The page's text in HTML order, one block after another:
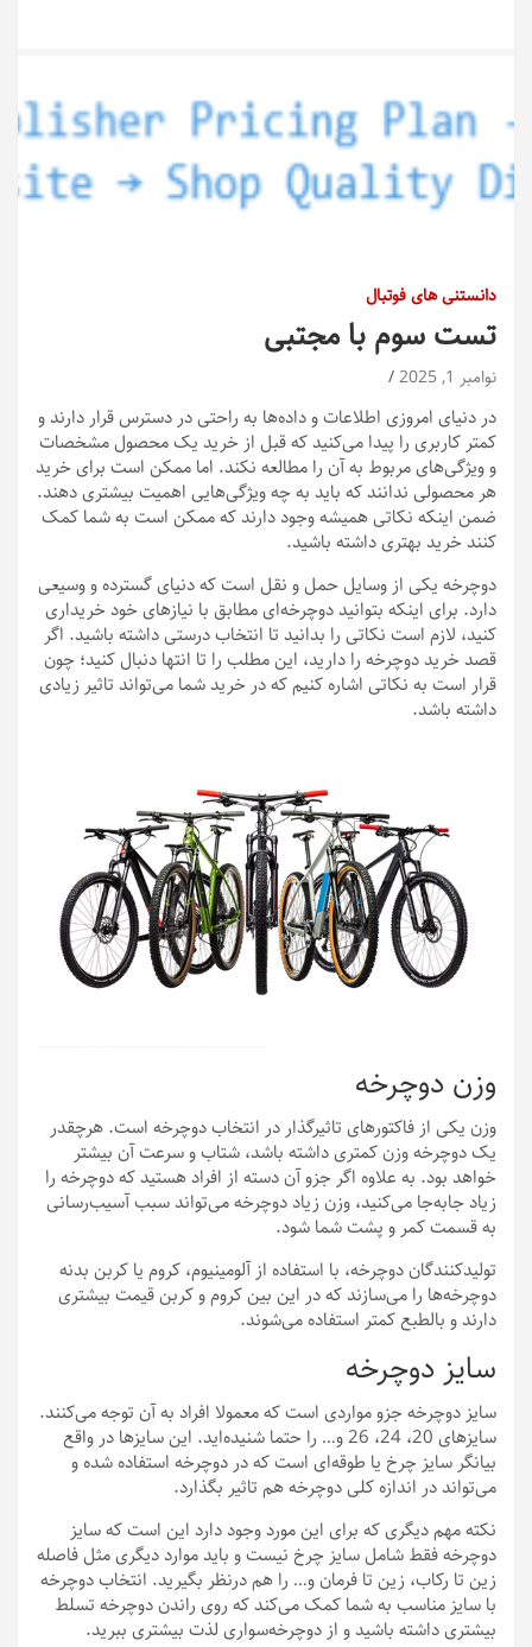
دانستنی های فوتبال
تست سوم با مجتبی
نوامبر 1, 2025
در دنیای امروزی اطلاعات و داده‌ها به راحتی در دسترس قرار دارند و
کمتر کاربری را پیدا می‌کنید که قبل از خرید یک محصول مشخصات
و ویژگی‌های مربوط به آن را مطالعه نکند. اما ممکن است برای خرید
هر محصولی ندانند که باید به چه ویژگی‌هایی اهمیت بیشتری دهند.
ضمن اینکه نکاتی همیشه وجود دارند که ممکن است به شما کمک
کنند خرید بهتری داشته باشید.
دوچرخه یکی از وسایل حمل و نقل است که دنیای گسترده و وسیعی
دارد. برای اینکه بتوانید دوچرخه‌ای مطابق با نیازهای خود خریداری
کنید، لازم است نکاتی را بدانید تا انتخاب درستی داشته باشید. اگر
قصد خرید دوچرخه را دارید، این مطلب را تا انتها دنبال کنید؛ چون
قرار است به نکاتی اشاره کنیم که در خرید شما می‌تواند تاثیر زیادی
داشته باشد.
وزن دوچرخه
وزن یکی از فاکتورهای تاثیرگذار در انتخاب دوچرخه است. هرچقدر
یک دوچرخه وزن کمتری داشته باشد، شتاب و سرعت آن بیشتر
خواهد بود. به علاوه اگر جزو آن دسته از افراد هستید که دوچرخه را
زیاد جابه‌جا می‌کنید، وزن زیاد دوچرخه می‌تواند سبب آسیب‌‌رسانی
به قسمت کمر و پشت شما شود.
تولیدکنندگان دوچرخه، با استفاده از آلومینیوم، کروم یا کربن بدنه
دوچرخه‌ها را می‌سازند که در این بین کروم و کربن قیمت بیشتری
دارند و بالطبع کمتر استفاده می‌شوند.
سایز دوچرخه
سایز دوچرخه جزو مواردی است که معمولا افراد به آن توجه می‌کنند.
سایزهای 20، 24، 26 و… را حتما شنیده‌اید. این سایزها در واقع
بیانگر سایز چرخ یا طوقه‌ای است که در دوچرخه استفاده شده و
می‌تواند در اندازه کلی دوچرخه هم تاثیر بگذارد.
نکته مهم دیگری که برای این مورد وجود دارد این است که سایز
دوچرخه فقط شامل سایز چرخ نیست و باید موارد دیگری مثل فاصله
زین تا رکاب، زین تا فرمان و… را هم درنظر بگیرید. انتخاب دوچرخه
با سایز مناسب به شما کمک می‌کند که روی راندن دوچرخه تسلط
بیشتری داشته باشید و از دوچرخه‌سواری لذت بیشتری ببرید.